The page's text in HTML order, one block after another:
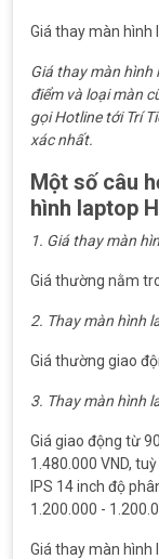
Giá thay màn hình
Giá thay màn
điểm và loại màn
gọi Hotline tới Trí
xác nhất.
Một số câu
hình laptop
1. Giá thay màn
Giá thường nằm
2. Thay màn hình
Giá thường giao
3. Thay màn hình
Giá giao động từ
1.480.000 VND,
IPS 14 inch độ
1.200.000 -
Giá thay màn hình